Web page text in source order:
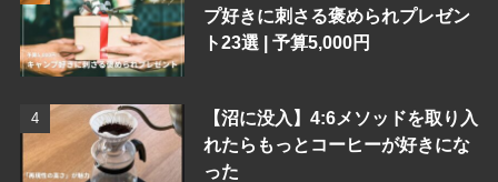
プ好きに刺さる褒められプレゼン
ト23選 | 予算5,000円
【沼に没入】4:6メソッドを取り入
れたらもっとコーヒーが好きにな
った